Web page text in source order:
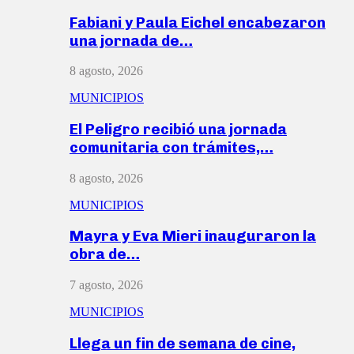
Fabiani y Paula Eichel encabezaron
una jornada de…
8 agosto, 2026
MUNICIPIOS
El Peligro recibió una jornada
comunitaria con trámites,…
8 agosto, 2026
MUNICIPIOS
Mayra y Eva Mieri inauguraron la
obra de…
7 agosto, 2026
MUNICIPIOS
Llega un fin de semana de cine,